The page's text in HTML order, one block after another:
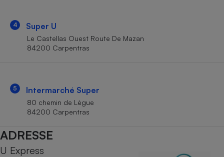
4 Super U
Le Castellas Ouest Route De Mazan
84200 Carpentras
5 Intermarché Super
80 chemin de Lègue
84200 Carpentras
ADRESSE
U Express